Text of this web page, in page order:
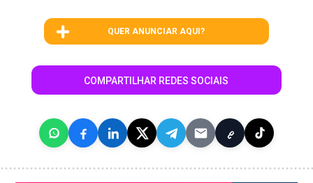
QUER ANUNCIAR AQUI?
COMPARTILHAR REDES SOCIAIS